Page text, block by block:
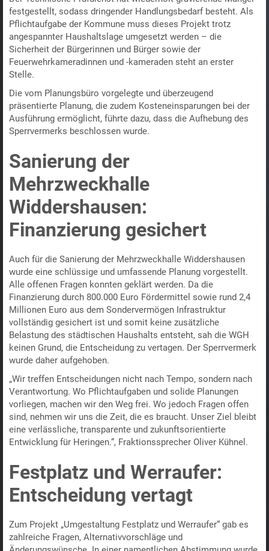
festgestellt, sodass dringender Handlungsbedarf besteht. Als
Pflichtaufgabe der Kommune muss dieses Projekt trotz
angespannter Haushaltslage umgesetzt werden – die
Sicherheit der Bürgerinnen und Bürger sowie der
Feuerwehrkameradinnen und -kameraden steht an erster
Stelle.
Die vom Planungsbüro vorgelegte und überzeugend
präsentierte Planung, die zudem Kosteneinsparungen bei der
Ausführung ermöglicht, führte dazu, dass die Aufhebung des
Sperrvermerks beschlossen wurde.
Sanierung der
Mehrzweckhalle
Widdershausen:
Finanzierung gesichert
Auch für die Sanierung der Mehrzweckhalle Widdershausen
wurde eine schlüssige und umfassende Planung vorgestellt.
Alle offenen Fragen konnten geklärt werden. Da die
Finanzierung durch 800.000 Euro Fördermittel sowie rund 2,4
Millionen Euro aus dem Sondervermögen Infrastruktur
vollständig gesichert ist und somit keine zusätzliche
Belastung des städtischen Haushalts entsteht, sah die WGH
keinen Grund, die Entscheidung zu vertagen. Der Sperrvermerk
wurde daher aufgehoben.
„Wir treffen Entscheidungen nicht nach Tempo, sondern nach
Verantwortung. Wo Pflichtaufgaben und solide Planungen
vorliegen, machen wir den Weg frei. Wo jedoch Fragen offen
sind, nehmen wir uns die Zeit, die es braucht. Unser Ziel bleibt
eine verlässliche, transparente und zukunftsorientierte
Entwicklung für Heringen.“, Fraktionssprecher Oliver Kühnel.
Festplatz und Werraufer:
Entscheidung vertagt
Zum Projekt „Umgestaltung Festplatz und Werraufer“ gab es
zahlreiche Fragen, Alternativvorschläge und